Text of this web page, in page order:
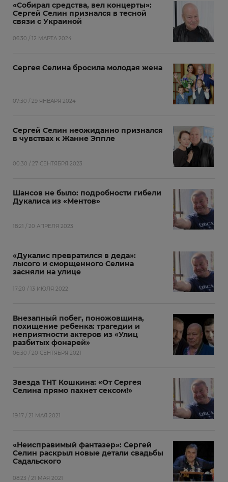
«Собирал средства, вел концерты»:
Сергей Селин признался в тесной
связи с Украиной
06:30 / 12 МАРТА 2024
Сергея Селина бросила молодая жена
07:30 / 29 ЯНВАРЯ 2024
Сергей Селин неожиданно признался
в чувствах к Жанне Эппле
00:30 / 27 СЕНТЯБРЯ 2023
Шансов не было: подробности гибели
Дукалиса из «Ментов»
18:21 / 20 АПРЕЛЯ 2023
«Дукалис превратился в деда»:
лысого и сморщенного Селина
засняли на улице
17:20 / 13 ИЮЛЯ 2022
Внезапный побег, поножовщина,
похищение ребенка: трагедии и
неприятности актеров из «Улиц
разбитых фонарей»
06:30 / 20 СЕНТЯБРЯ 2021
Звезда ТНТ Кошкина: «От Сергея
Селина прямо пахнет сексом!»
19:17 / 21 МАЯ 2021
«Неисправимый фантазер»: Сергей
Селин раскрыл новые детали свадьбы
Садальского
08:23 / 21 МАЯ 2021